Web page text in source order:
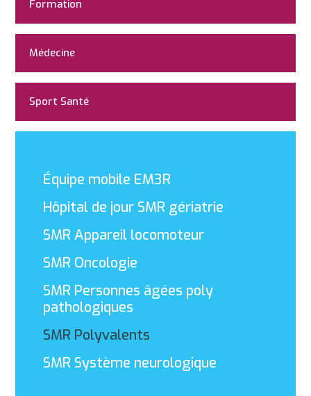
Formation
Médecine
Sport Santé
Équipe mobile EM3R
Hôpital de jour SMR gériatrie
SMR Appareil locomoteur
SMR Oncologie
SMR Personnes âgées poly
pathologiques
SMR Polyvalents
SMR Système neurologique